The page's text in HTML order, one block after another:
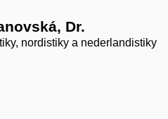
Dr.
nordistiky a nederlandistiky